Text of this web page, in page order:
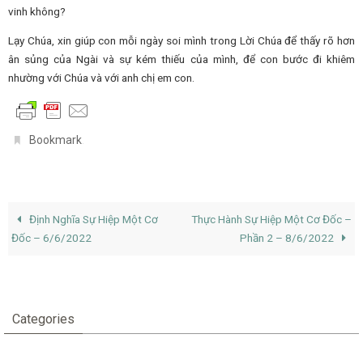
vinh không?
Lạy Chúa, xin giúp con mỗi ngày soi mình trong Lời Chúa để thấy rõ hơn
ân sủng của Ngài và sự kém thiếu của mình, để con bước đi khiêm
nhường với Chúa và với anh chị em con.
Bookmark
Định Nghĩa Sự Hiệp Một Cơ
Đốc – 6/6/2022
Thực Hành Sự Hiệp Một Cơ Đốc –
Phần 2 – 8/6/2022
Categories